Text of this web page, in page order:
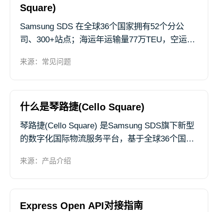
Square)
Samsung SDS 在全球36个国家拥有52个分公
司、300+站点；海运年运输量77万TEU，空运年
备竞争优势，帮助客户的货物畅达全球，可提供
来源：常见问题
什么是琴路捷(Cello Square)
琴路捷(Cello Square) 是Samsung SDS旗下新型
的数字化国际物流服务平台，基于全球36个国
通过琴路捷(Cello Square) 可迅速便捷地查询报
来源：产品介绍
Express Open API对接指南